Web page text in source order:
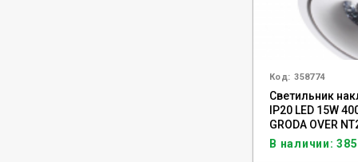
Код: 358774
Светильник
IP20 LED 15W
GRODA OVER
В наличии: